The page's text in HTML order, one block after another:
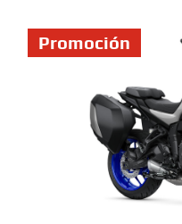
Promoción